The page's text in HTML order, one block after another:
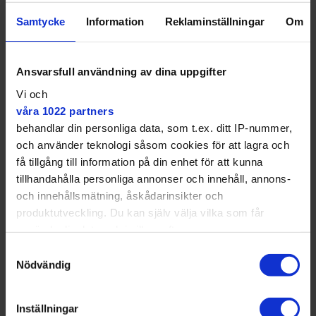
Samtycke Information Reklaminställningar Om
Ansvarsfull användning av dina uppgifter
Vi och
våra 1022 partners
behandlar din personliga data, som t.ex. ditt IP-nummer,
och använder teknologi såsom cookies för att lagra och
få tillgång till information på din enhet för att kunna
tillhandahålla personliga annonser och innehåll, annons-
och innehållsmätning, åskådarinsikter och
produktutveckling. Du kan själv välja vilka som får
Med din tillåtelse skulle vi även vilja:
som kan ha en noggrannhet på upp till flera meter
Nödvändig
Inställningar
Det var inte frågan om den
skulle öppnas, utan hur.